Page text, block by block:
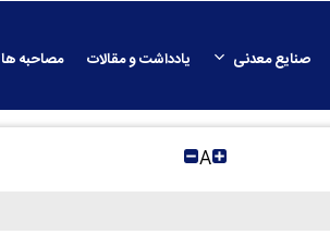
صنایع معدنی یادداشت و مقالات مصاحبه ها
A